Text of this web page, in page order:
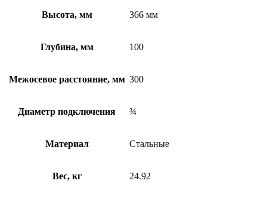
Высота, мм 366 мм
Глубина, мм 100
Межосевое расстояние, мм 300
Диаметр подключения ¾
Материал Стальные
Вес, кг 24.92